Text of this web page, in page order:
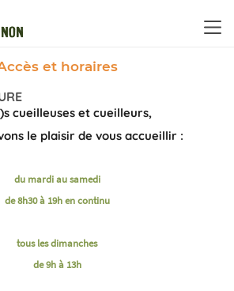
et horaires
cueilleuses et cueilleurs,
le plaisir de vous accueillir :
du mardi au samedi
de 8h30 à 19h en continu
tous les dimanches
de 9h à 13h
cookies